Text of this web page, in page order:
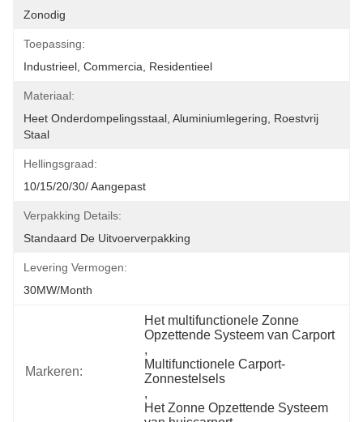
Zonodig
Toepassing:
Industrieel, Commercia, Residentieel
Materiaal:
Heet Onderdompelingsstaal, Aluminiumlegering, Roestvrij
Staal
Hellingsgraad:
10/15/20/30/ Aangepast
Verpakking Details:
Standaard De Uitvoerverpakking
Levering Vermogen:
30MW/month
Markeren:
Het multifunctionele Zonne
Opzettende Systeem van Carport
,
Multifunctionele Carport-
Zonnestelsels
,
Het Zonne Opzettende Systeem